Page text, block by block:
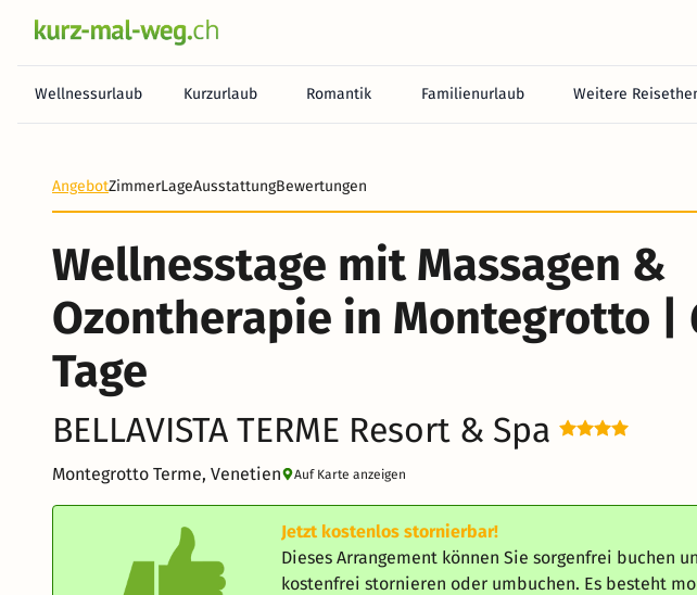
Wellnessurlaub Kurzurlaub Romantik Familienurlaub Weitere
Heute noch keine Zahlung erforderlich! Zahlen Sie bequem im Hotel.
AngebotZimmerLageAusstattungBewertungen
Wellnesstage mit Massagen &
Ozontherapie in Montegrotto |
Tage
BELLAVISTA TERME Resort & Spa
Montegrotto Terme, Venetien Auf Karte anzeigen
Jetzt kostenlos stornierbar!
Dieses Arrangement können Sie sorgenfrei buchen
kostenfrei stornieren oder umbuchen. Es besteht